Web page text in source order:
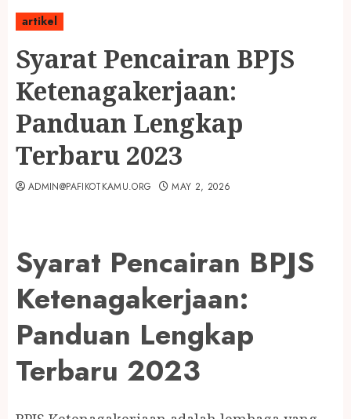
artikel
Syarat Pencairan BPJS
Ketenagakerjaan:
Panduan Lengkap
Terbaru 2023
ADMIN@PAFIKOTKAMU.ORG MAY 2, 2026
Syarat Pencairan BPJS
Ketenagakerjaan:
Panduan Lengkap
Terbaru 2023